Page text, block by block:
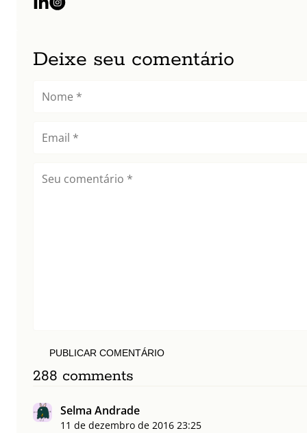
Deixe seu comentário
PUBLICAR COMENTÁRIO
288 comments
Selma Andrade
11 de dezembro de 2016 23:25